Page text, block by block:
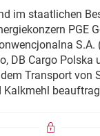
im staatlichen
PGE
S.A.
DB Cargo Polska
Transport von
Kalkmehl